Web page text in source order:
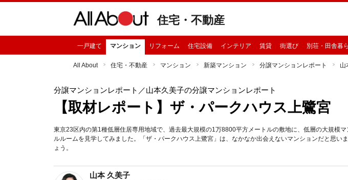
住宅・不動産
一戸建て マンション リフォーム 住宅設備 インテリア 賃貸 街選び 別荘・田舎暮
All About 住宅・不動産 マンション 新築マンション 分譲マンションレポート 山
分譲マンションレポート ／山本久美子の分譲マンションレポート
【取材レポート】ザ・パークハウス上鷺宮
東京23区内の第1種低層住居専用地域で、過去最大規模の1万8800平方メートルの敷地に、低層の大規模
ルルームを見学してみました。「ザ・パークハウス上鷺宮」は、なかなか出会えないマンションだと思い
ょう。
山本 久美子